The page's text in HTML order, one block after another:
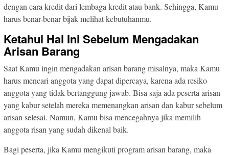
dengan cara kredit dari lembaga kredit atau bank. Sehingga, Kamu
harus benar-benar bijak melihat kebutuhanmu.
Ketahui Hal Ini Sebelum Mengadakan
Arisan Barang
Saat Kamu ingin mengadakan arisan barang misalnya, maka Kamu
harus mencari anggota yang dapat dipercaya, karena ada resiko
anggota yang tidak bertanggung jawab. Bisa saja ada peserta arisan
yang kabur setelah mereka memenangkan arisan dan kabur sebelum
arisan selesai. Namun, Kamu bisa mencegahnya jika memilih
anggota risan yang sudah dikenal baik.
Bagi peserta, jika Kamu mengikuti program arisan barang, maka